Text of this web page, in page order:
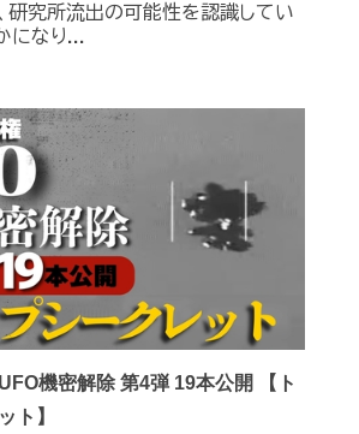
研究所流出の可能性を認識してい
になり...
機密解除 第4弾 19本公開 【ト
ト】